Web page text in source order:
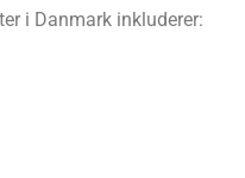
i Danmark inkluderer: